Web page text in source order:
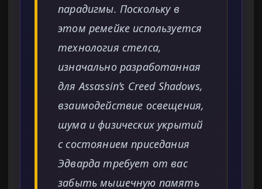
парадигмы. Поскольку в
этом ремейке используется
технология стелса,
изначально разработанная
для Assassin’s Creed Shadows,
взаимодействие освещения,
шума и физических укрытий
с состоянием приседания
Эдварда требует от вас
забыть мышечную память